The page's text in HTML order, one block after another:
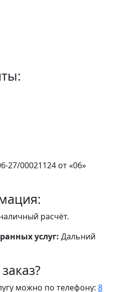
27/00021124 от «06»
расчёт.
услуг: Дальний
можно по телефону: 8